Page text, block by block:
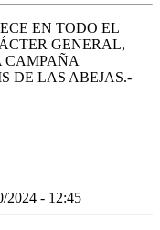
EN TODO EL
GENERAL,
CAMPAÑA
DE LAS ABEJAS.-
2024 - 12:45